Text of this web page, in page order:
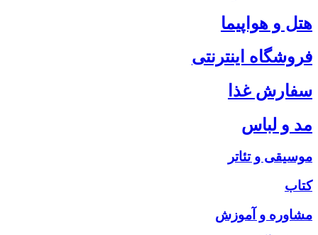
هتل و هواپیما
فروشگاه اینترنتی
سفارش غذا
مد و لباس
موسیقی و تئاتر
کتاب
مشاوره و آموزش